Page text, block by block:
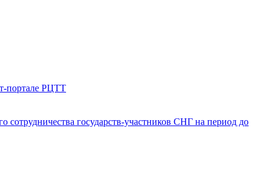
портале РЦТТ
государств-участников СНГ на период до